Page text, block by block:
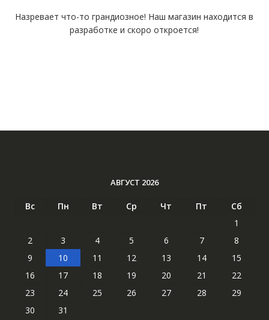
Назревает что-то грандиозное! Наш магазин находится в
разработке и скоро откроется!
АВГУСТ 2026
Вс Пн Вт Ср Чт Пт
Сб
1
2
3 4 5 6 7
8
9
10 11 12 13 14
15
16
17 18 19 20 21
22
23
24 25 26 27 28
29
30
31